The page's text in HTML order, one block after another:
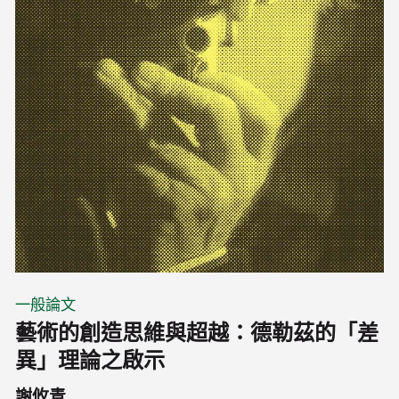
一般論文
藝術的創造思維與超越：德勒茲的「差
異」理論之啟示